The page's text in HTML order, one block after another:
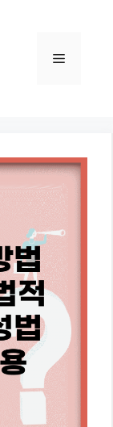
메